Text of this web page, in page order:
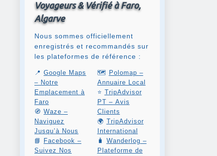
Voyageurs & Vérifié à Faro,
Algarve
Nous sommes officiellement
enregistrés et recommandés sur
les plateformes de référence :
📍 Google Maps
– Notre
Emplacement à
Faro
🧭 Waze –
Naviguez
Jusqu’à Nous
📘
Facebook –
Suivez Nos
🗺️ Polomap –
Annuaire Local
⭐ TripAdvisor
PT – Avis
Clients
🌍 TripAdvisor
International
🧳 Wanderlog –
Plateforme de